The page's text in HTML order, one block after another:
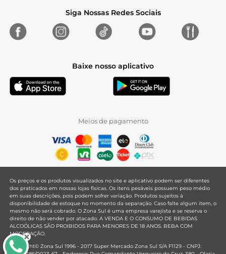
Siga Nossas Redes Sociais
Baixe nosso aplicativo
Meios de pagamento
Os preços e os produtos visualizados no site e aplicativo podem ser diferentes
dos praticados em nossas lojas físicas. Os itens pesáveis possuem peso médio
em suas descrições, pois podem sofrer variação. Produtos sujeitos à
disponibilidade de estoque no momento da separação. Caso falte algum item, o
mesmo não será cobrado. O Zona Sul é uma empresa varejista e se reserva o
direito de não vender por atacado. A VENDA E O CONSUMO DE BEBIDAS
ALCOÓLICAS SÃO PROIBIDOS PARA MENORES DE 18 ANOS. BEBA COM
MODERAÇÃO.
Copyright© Zona Sul 1996 - 2017 Super Mercado Zona Sul S/A F1129 - CNPJ: